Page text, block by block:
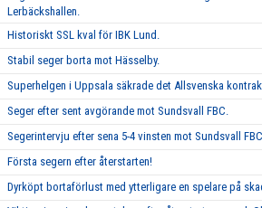
Lerbäckshallen.
Historiskt SSL kval för IBK Lund.
Stabil seger borta mot Hässelby.
Superhelgen i Uppsala säkrade det Allsvenska
Seger efter sent avgörande mot Sundsvall FBC.
Segerintervju efter sena 5-4 vinsten mot Sundsvall FBC
Första segern efter återstarten!
Dyrköpt bortaförlust med ytterligare en spelare på